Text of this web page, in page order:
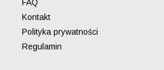
FAQ
Kontakt
Polityka prywatności
Regulamin